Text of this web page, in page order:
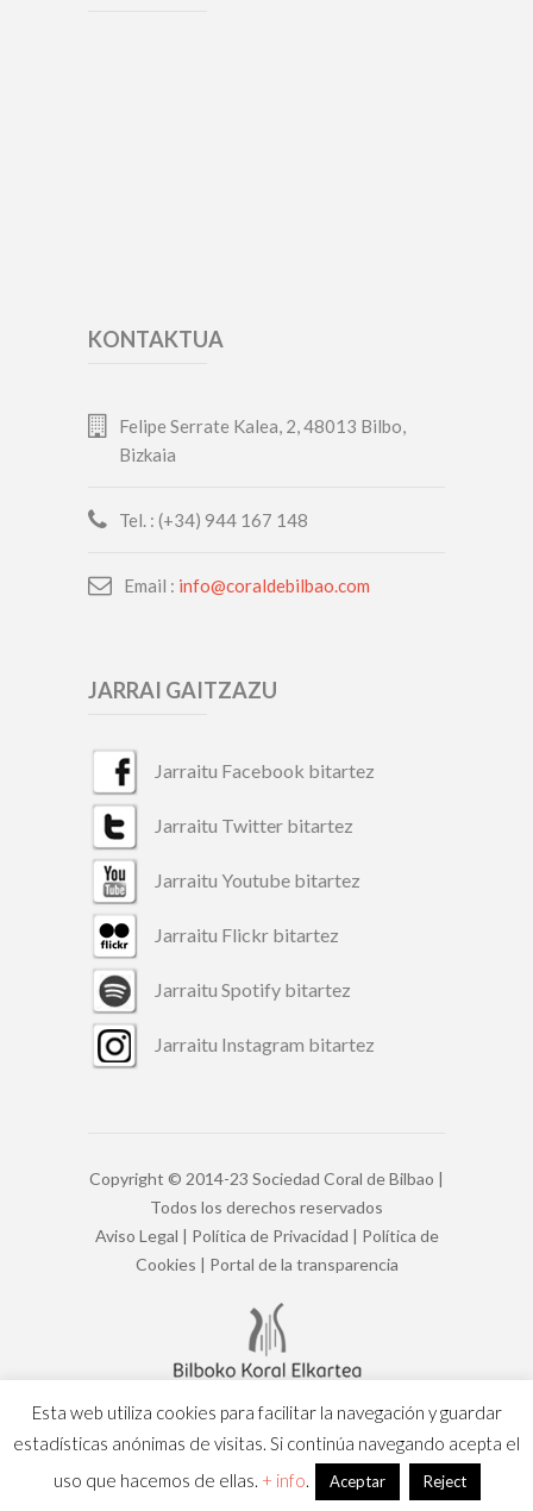
KONTAKTUA
Felipe Serrate Kalea, 2, 48013 Bilbo,
Bizkaia
Tel. : (+34) 944 167 148
Email : info@coraldebilbao.com
JARRAI GAITZAZU
Jarraitu Facebook bitartez
Jarraitu Twitter bitartez
Jarraitu Youtube bitartez
Jarraitu Flickr bitartez
Jarraitu Spotify bitartez
Jarraitu Instagram bitartez
Copyright © 2014-23 Sociedad Coral de Bilbao |
Todos los derechos reservados
Aviso Legal | Política de Privacidad | Política de
Cookies | Portal de la transparencia
Esta web utiliza cookies para facilitar la navegación y guardar
estadísticas anónimas de visitas. Si continúa navegando acepta el
uso que hacemos de ellas. + info. Aceptar Reject
Gaztelania Euskara